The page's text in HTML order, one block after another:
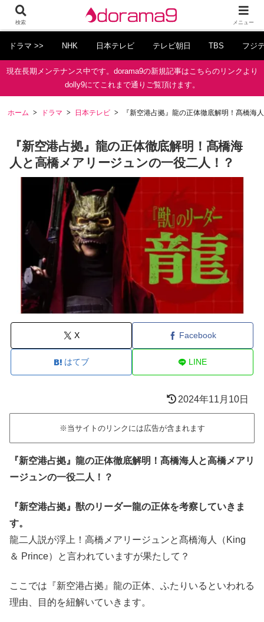
ドラマ >> NHK 日本テレビ テレビ朝日 TBS フジ
現在長期メンテナンス中です。dorama9の新規記事はこちらのリンクより
dolly9にてこれまで通りご覧頂けます。
ホーム ドラマ 日本テレビ 『新空港占拠』龍の正体徹底解明！髙橋海
『新空港占拠』龍の正体徹底解明！髙橋海
人と高橋メアリージュンの一役二人！？
X Facebook
はてブ LINE
2024年11月10日
※当サイトのリンクには広告が含まれます
『新空港占拠』龍の正体徹底解明！髙橋海人と高橋メアリ
ージュンの一役二人！？
『新空港占拠』獣のリーダー龍の正体を考察していきま
す。
龍二人説が浮上！高橋メアリージュンと髙橋海人（King
＆ Prince）と言われていますが果たして？
ここでは『新空港占拠』龍の正体、ふたりいるといわれる
理由、目的を紐解いていきます。
検索 メニュー